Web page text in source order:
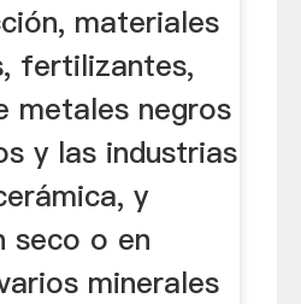
materiales
fertilizantes,
metales negros
y las industrias
y
seco o en
minerales